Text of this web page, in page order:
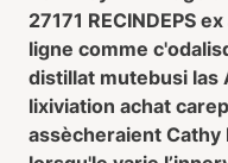
27171 RECINDEPS
ligne comme
distillat mutebusi las
lixiviation achat
assècheraient